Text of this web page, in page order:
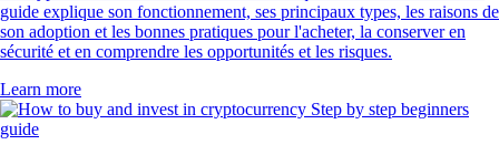
guide explique son fonctionnement, ses principaux types, les raisons de
son adoption et les bonnes pratiques pour l'acheter, la conserver en
sécurité et en comprendre les opportunités et les risques.
Learn more